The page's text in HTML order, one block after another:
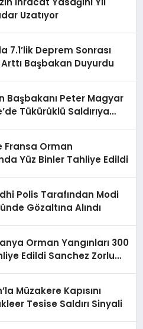
Uzatıyor
7.1’lik Deprem Sonrası
Arttı Başbakan Duyurdu
Başbakanı Peter Magyar
Tükürüklü Saldırıya
Fransa Orman
Yüz Binler Tahliye Edildi
Polis Tarafından Modi
Gözaltına Alındı
Orman Yangınları 300
Edildi Sanchez Zorlu
Müzakere Kapısını
Tesise Saldırı Sinyali